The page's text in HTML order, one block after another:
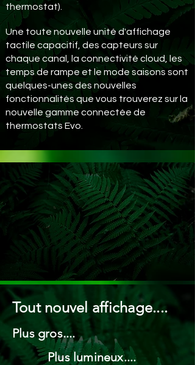
thermostat).
Une toute nouvelle unité d'affichage
tactile capacitif, des capteurs sur
chaque canal, la connectivité cloud, les
temps de rampe et le mode saisons sont
quelques-unes des nouvelles
fonctionnalités que vous trouverez sur la
nouvelle gamme connectée de
thermostats Evo.
Tout nouvel affichage....
Plus gros....
Plus lumineux....